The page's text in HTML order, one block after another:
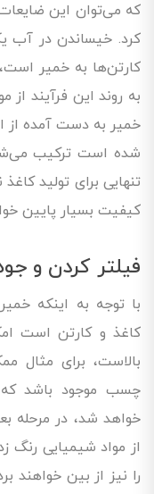
که می‌توان این ضایعات
کرد. خیساندن در آب
کارتن‌ها به خمیر
به روند این فرآیند
خمیر به دست آمده از
شده است ترکیب
تنهایی برای تولید
کیفیت بسیار پایین
فیلتر کردن و
با توجه به اینکه
کاغذ و کارتن است
بالاست، برای مثال
چسب موجود باشد که
خواهد شد، در مرحله
از مواد شیمیایی رنگ
را نیز از بین خواهند